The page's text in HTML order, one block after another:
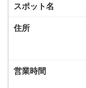
スポット名
住所
営業時間